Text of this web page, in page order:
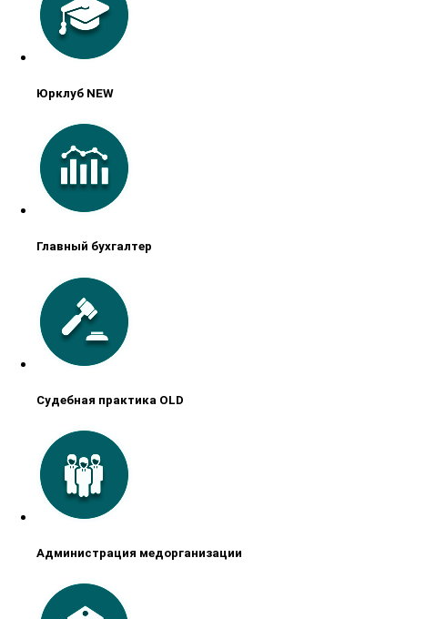
Юрклуб NEW
Главный бухгалтер
Судебная практика OLD
Администрация медорганизации